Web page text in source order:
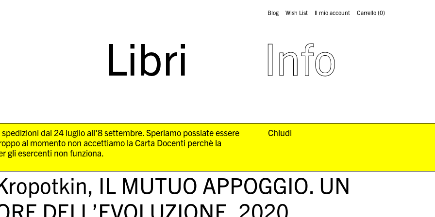
Libri Info
Blog Wish List Il mio account Carrello(0)
dal 24 luglio all'8 settembre. Speriamo possiate essere
al momento non accettiamo la Carta Docenti perchè la
gli esercenti non funziona.
Chiudi
IL MUTUO APPOGGIO. UN
DELL’EVOLUZIONE, 2020